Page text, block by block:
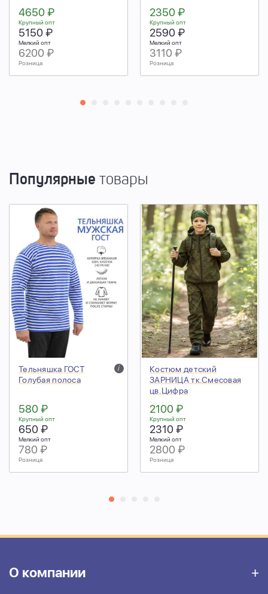
4650 ₽
Крупный опт
5150 ₽
Мелкий опт
6200 ₽
Розница
2350 ₽
Крупный опт
2590 ₽
Мелкий опт
3110 ₽
Розница
Популярные товары
Тельняшка ГОСТ
Голубая полоса
i
580 ₽
Крупный опт
650 ₽
Мелкий опт
780 ₽
Розница
Костюм детский
ЗАРНИЦА тк.Смесовая
цв.Цифра
2100 ₽
Крупный опт
2310 ₽
Мелкий опт
2800 ₽
Розница
О компании